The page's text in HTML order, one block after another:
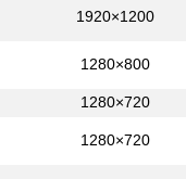
1920×1200
1280×800
1280×720
1280×720